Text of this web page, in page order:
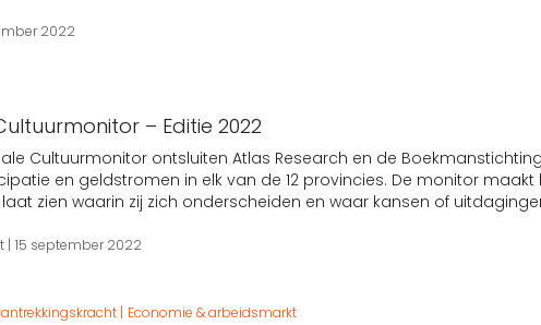
2022
– Editie 2022
Cultuurmonitor ontsluiten Atlas Research en de
en geldstromen in elk van de 12 provincies. De monitor
laat zien waarin zij zich onderscheiden en waar kansen of
15 september 2022
Economie & arbeidsmarkt